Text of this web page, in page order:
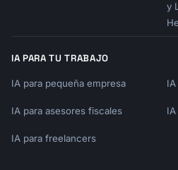
## Storage Implementation
### SQLite Storage
import Database from
y
IA PARA TU TRABAJO
IA para pequeña empresa
IA para asesores fiscales
IA para freelancers